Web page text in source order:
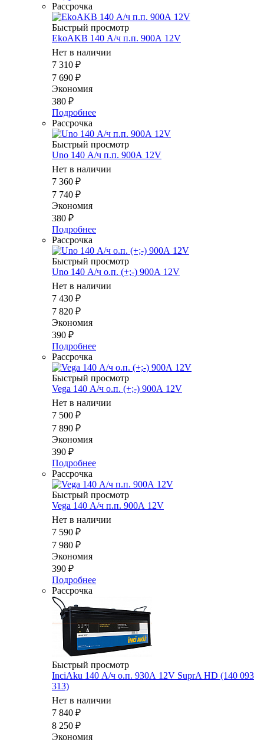
Рассрочка
Быстрый просмотр
EkoAKB 140 А/ч п.п. 900А 12V
Нет в наличии
7 310 ₽
7 690 ₽
Экономия
380 ₽
Подробнее
Рассрочка
Быстрый просмотр
Uno 140 А/ч п.п. 900А 12V
Нет в наличии
7 360 ₽
7 740 ₽
Экономия
380 ₽
Подробнее
Рассрочка
Быстрый просмотр
Uno 140 А/ч о.п. (+;-) 900А 12V
Нет в наличии
7 430 ₽
7 820 ₽
Экономия
390 ₽
Подробнее
Рассрочка
Быстрый просмотр
Vega 140 А/ч о.п. (+;-) 900А 12V
Нет в наличии
7 500 ₽
7 890 ₽
Экономия
390 ₽
Подробнее
Рассрочка
Быстрый просмотр
Vega 140 А/ч п.п. 900А 12V
Нет в наличии
7 590 ₽
7 980 ₽
Экономия
390 ₽
Подробнее
Рассрочка
Быстрый просмотр
InciAku 140 А/ч о.п. 930А 12V SuprA HD (140 093
313)
Нет в наличии
7 840 ₽
8 250 ₽
Экономия